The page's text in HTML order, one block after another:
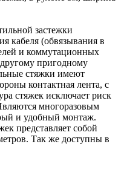
застежки
кабеля (обвязывания в
и коммутационных
пригодному
стяжки имеют
контактная лента, с
стяжек исключает риск
многоразовым
и удобный монтаж.
представляет собой
Так же доступны в